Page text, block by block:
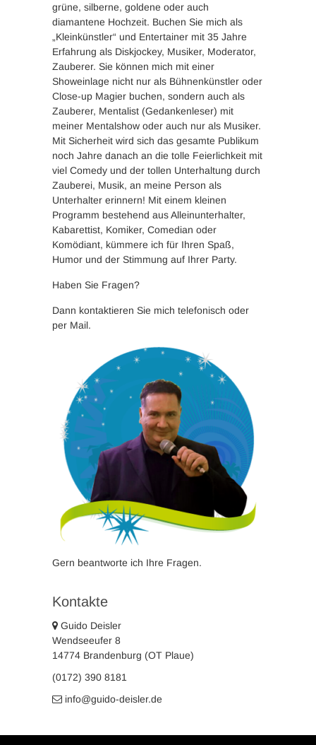
grüne, silberne, goldene oder auch
diamantene Hochzeit. Buchen Sie mich als
„Kleinkünstler“ und Entertainer mit 35 Jahre
Erfahrung als Diskjockey, Musiker, Moderator,
Zauberer. Sie können mich mit einer
Showeinlage nicht nur als Bühnenkünstler oder
Close-up Magier buchen, sondern auch als
Zauberer, Mentalist (Gedankenleser) mit
meiner Mentalshow oder auch nur als Musiker.
Mit Sicherheit wird sich das gesamte Publikum
noch Jahre danach an die tolle Feierlichkeit mit
viel Comedy und der tollen Unterhaltung durch
Zauberei, Musik, an meine Person als
Unterhalter erinnern! Mit einem kleinen
Programm bestehend aus Alleinunterhalter,
Kabarettist, Komiker, Comedian oder
Komödiant, kümmere ich für Ihren Spaß,
Humor und der Stimmung auf Ihrer Party.
Haben Sie Fragen?
Dann kontaktieren Sie mich telefonisch oder
per Mail.
Gern beantworte ich Ihre Fragen.
Kontakte
Guido Deisler
Wendseeufer 8
14774 Brandenburg (OT Plaue)
(0172) 390 8181
info@guido-deisler.de